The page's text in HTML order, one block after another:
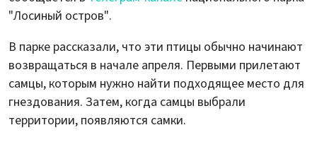
"Лосиный остров".
В парке рассказали, что эти птицы обычно начинают
возвращаться в начале апреля. Первыми прилетают
самцы, которым нужно найти подходящее место для
гнездования. Затем, когда самцы выбрали
территории, появляются самки.